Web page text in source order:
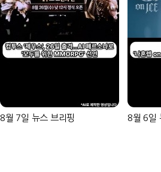
8월 7일 뉴스 브리핑 8월 6일